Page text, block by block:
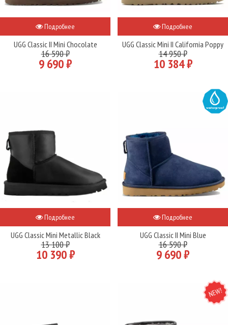
Подробнее
UGG Classic II Mini Chocolate
16 590 ₽
9 690 ₽
Подробнее
UGG Classic Mini II California Poppy
14 950 ₽
10 384 ₽
Подробнее
UGG Classic Mini Metallic Black
13 100 ₽
10 390 ₽
WATER
Подробнее
UGG Classic II Mini Blue
16 590 ₽
9 690 ₽
NEW